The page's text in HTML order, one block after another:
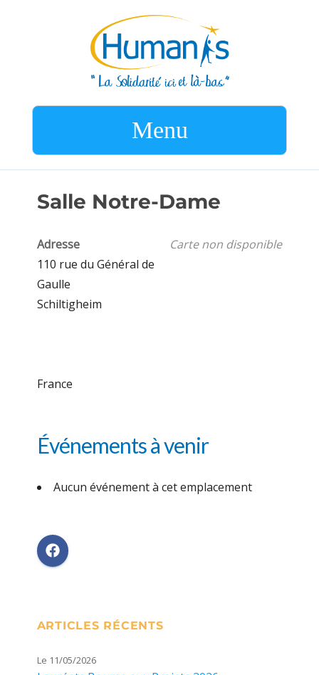
Menu
Salle Notre-Dame
Carte non disponible
Adresse
110 rue du Général de
Gaulle
Schiltigheim
France
Événements à venir
Aucun événement à cet emplacement
ARTICLES RÉCENTS
Le 11/05/2026